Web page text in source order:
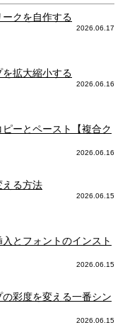
ークを自作する
2026.06.17
を拡大縮小する
2026.06.16
ピーとペースト【複合ク
2026.06.16
える方法
2026.06.15
とフォントのインスト
2026.06.15
の彩度を変える一番シン
2026.06.15